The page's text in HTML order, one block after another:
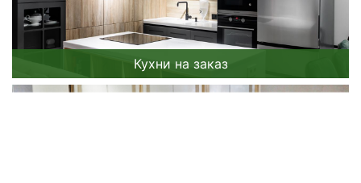
Кухни на заказ